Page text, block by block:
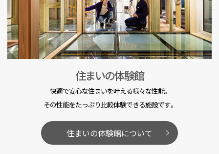
住まいの体験館
快適で安心な住まいを叶える様々な性能。
その性能をたっぷり比較体験できる施設です。
住まいの体験館について